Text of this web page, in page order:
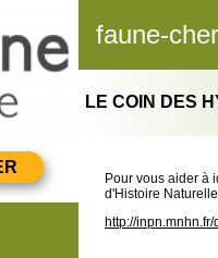
faune-
LE COIN DES
Pour vous aider à
d'Histoire Naturelle.
http://